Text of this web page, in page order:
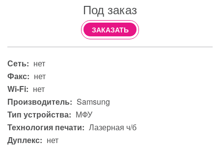
Под заказ
ЗАКАЗАТЬ
Сеть: нет
Факс: нет
Wi-Fi: нет
Производитель: Samsung
Тип устройства: МФУ
Технология печати: Лазерная ч/б
Дуплекс: нет